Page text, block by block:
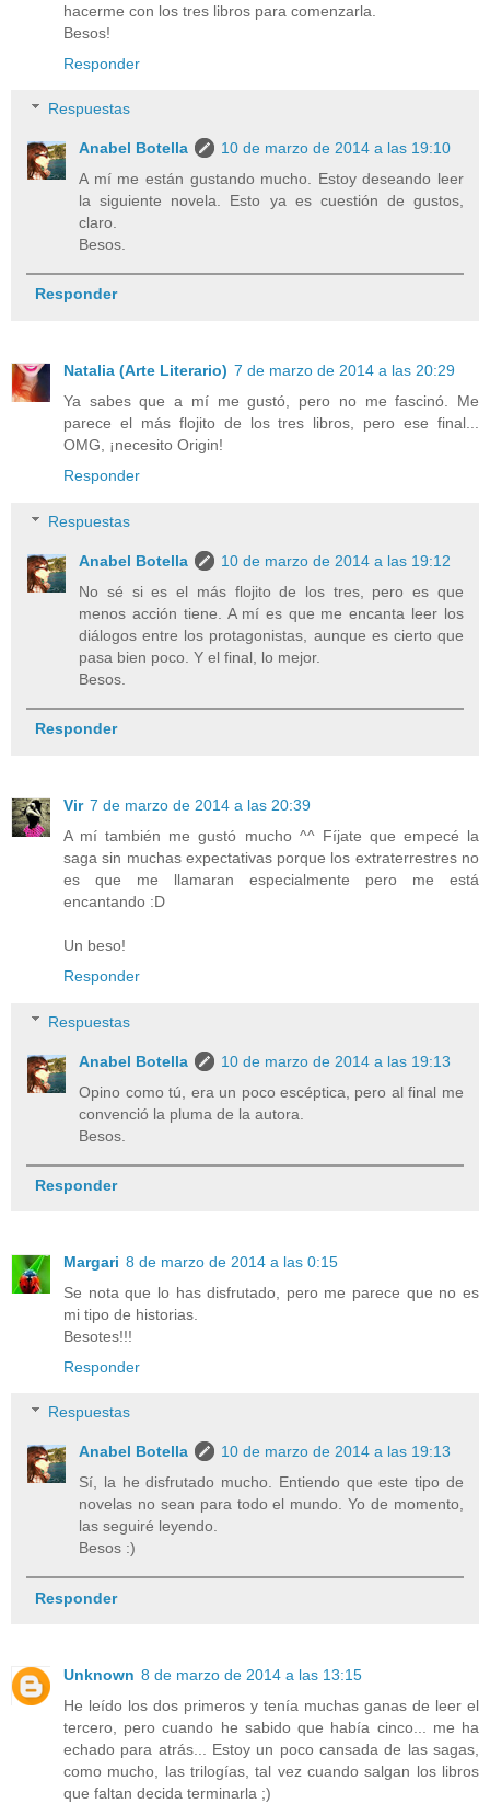
hacerme con los tres libros para comenzarla.
Besos!
Responder
Respuestas
Anabel Botella
10 de marzo de 2014 a las 19:10
A mí me están gustando mucho. Estoy deseando leer
la siguiente novela. Esto ya es cuestión de gustos,
claro.
Besos.
Responder
Natalia (Arte Literario) 7 de marzo de 2014 a las 20:29
Ya sabes que a mí me gustó, pero no me fascinó. Me
parece el más flojito de los tres libros, pero ese final...
OMG, ¡necesito Origin!
Responder
Respuestas
Anabel Botella
10 de marzo de 2014 a las 19:12
No sé si es el más flojito de los tres, pero es que
menos acción tiene. A mí es que me encanta leer los
diálogos entre los protagonistas, aunque es cierto que
pasa bien poco. Y el final, lo mejor.
Besos.
Responder
Vir 7 de marzo de 2014 a las 20:39
A mí también me gustó mucho ^^ Fíjate que empecé la
saga sin muchas expectativas porque los extraterrestres no
es que me llamaran especialmente pero me está
encantando :D
Un beso!
Responder
Respuestas
Anabel Botella
10 de marzo de 2014 a las 19:13
Opino como tú, era un poco escéptica, pero al final me
convenció la pluma de la autora.
Besos.
Responder
Margari 8 de marzo de 2014 a las 0:15
Se nota que lo has disfrutado, pero me parece que no es
mi tipo de historias.
Besotes!!!
Responder
Respuestas
Anabel Botella
10 de marzo de 2014 a las 19:13
Sí, la he disfrutado mucho. Entiendo que este tipo de
novelas no sean para todo el mundo. Yo de momento,
las seguiré leyendo.
Besos :)
Responder
Unknown 8 de marzo de 2014 a las 13:15
He leído los dos primeros y tenía muchas ganas de leer el
tercero, pero cuando he sabido que había cinco... me ha
echado para atrás... Estoy un poco cansada de las sagas,
como mucho, las trilogías, tal vez cuando salgan los libros
que faltan decida terminarla ;)